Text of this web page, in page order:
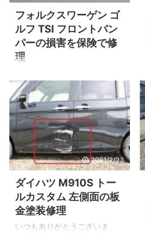
100：0の対物賠償保険での修
理になります。 まずは保険会
社様へ確認を取ったところお
車の時価額が低いため修理代
が時価額をオーバーしてしま
る特約が御座います。 それが
「対物超過修理費用補償特
約」 対物超過修理費用補償特
約とは？ 対物賠償保険 ...
フォルクスワーゲン ゴ
ルフ TSI フロントバン
パーの損害を保険で修
理
りで隠してありますが、ナン
バープレートとナンバーを装
着する土台に衝突による変形
があります。 ▲黒く点になっ
ているのが塗装の剥がれ ▲こ
ちらも同様。 ▲車体右側 メ
ッキモールに衝突によるズレ
ちらも同様。 ▲右ヘッドライ
ト横のフェンダーとバンパー
の隙間にもズレ。 ▲左側は正
常。 新品バンパーに取り替え
2021/2/23
ダイハツ M910S トー
ルカスタム 左側面の板
金塗装修理
いつもありがとうございま